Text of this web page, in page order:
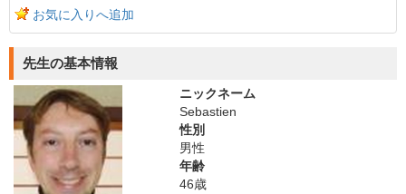
お気に入りへ追加
先生の基本情報
ニックネーム
Sebastien
性別
男性
年齢
46歳